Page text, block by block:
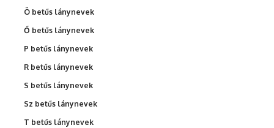
Ö betűs lánynevek
Ő betűs lánynevek
P betűs lánynevek
R betűs lánynevek
S betűs lánynevek
Sz betűs lánynevek
T betűs lánynevek